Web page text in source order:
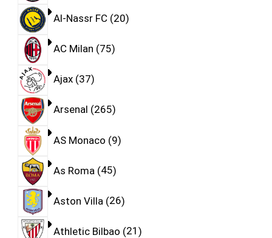
Al-Nassr FC 20
AC Milan 75
Ajax 37
Arsenal 265
AS Monaco 9
As Roma 45
Aston Villa 26
Athletic Bilbao 21